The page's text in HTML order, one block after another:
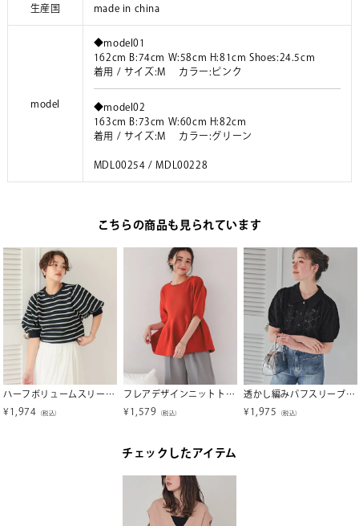
生産国 made in china
model
◆model01
162cm B:74cm W:58cm H:81cm Shoes:24.5cm
着用 / サイズ:M カラー:ピンク
◆model02
163cm B:73cm W:60cm H:82cm
着用 / サイズ:M カラー:グリーン
MDL00254 / MDL00228
こちらの商品も見られています
ハーフボリュームスリーブニットトップス
¥ 1,974 （税込）
フレアデザインニットトップス
¥ 1,579 （税込）
透かし編みパフスリーブニットトップス
¥ 1,975 （税込）
チェックしたアイテム